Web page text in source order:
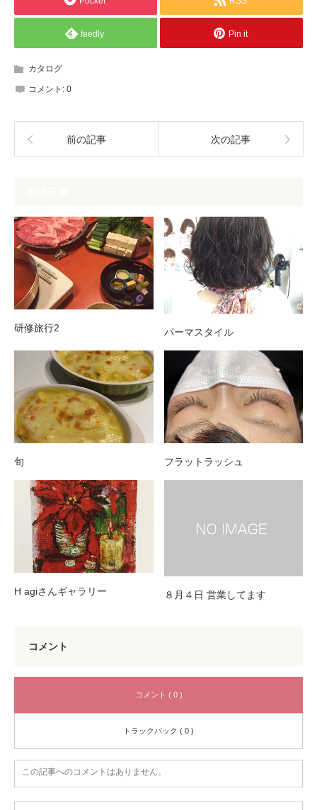
feedly Pin it
カタログ
コメント: 0
前の記事 次の記事
研修旅行2 パーマスタイル
旬 フラットラッシュ
H agiさんギャラリー ８月４日 営業してます
コメント
コメント ( 0 )
トラックバック ( 0 )
この記事へのコメントはありません。